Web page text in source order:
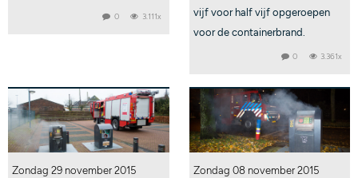
0 3.111x
vijf voor half vijf opgeroepen
voor de containerbrand.
0 3.361x
Zondag 29 november 2015 Zondag 08 november 2015